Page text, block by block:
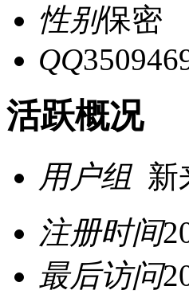
性别保密
QQ
活跃概况
用户组 新
注册时间
最后访问